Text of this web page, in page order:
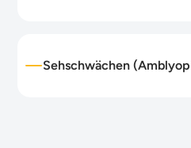
Sehschwächen